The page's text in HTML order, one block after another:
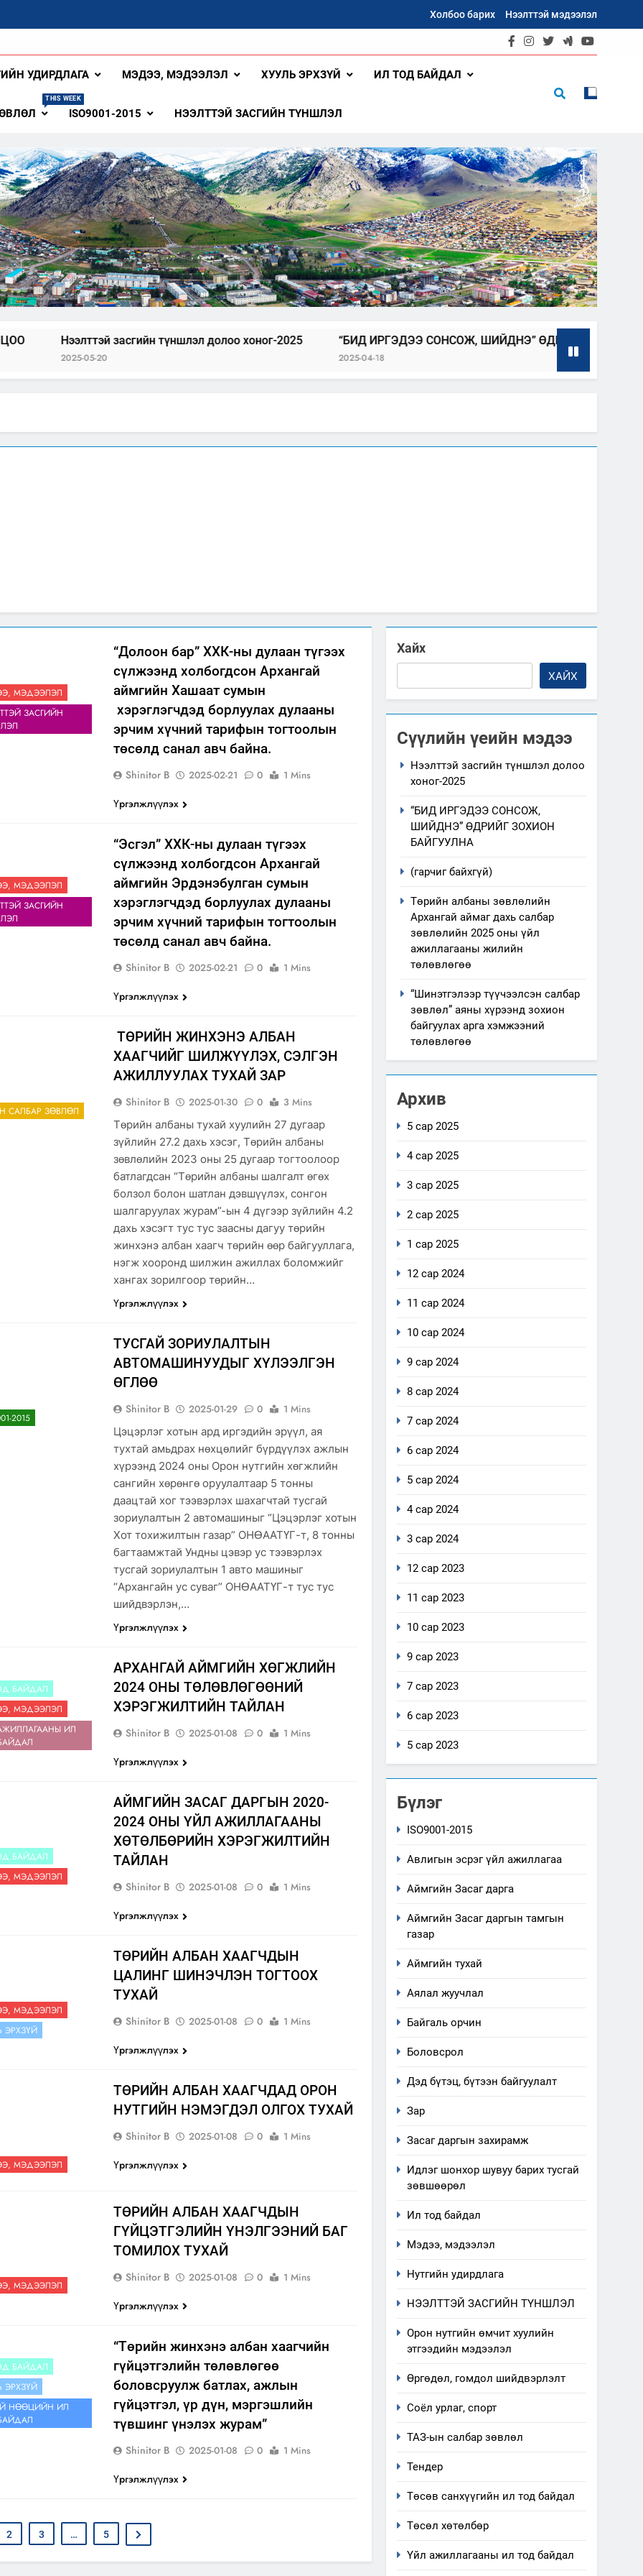
Холбоо барих Нээлттэй мэдээлэл
Аймаг
УДИРДЛАГА МЭДЭЭ, МЭДЭЭЛЭЛ ХУУЛЬ ЭРХЗҮЙ ИЛ ТОД БАЙДАЛ
THIS WEEK
ISO9001-2015 НЭЭЛТТЭЙ ЗАСГИЙН ТҮНШЛЭЛ
Нээлттэй засгийн түншлэл долоо хоног-2025 “БИД ИРГЭДЭЭ СОНСОЖ, ШИЙДНЭ” ӨДРИЙГ ЗОХИОН
МЭДЭЭЛЭЛ
ЗАСГИЙН
“Долоон бар” ХХК-ны дулаан түгээх
сүлжээнд холбогдсон Архангай
аймгийн Хашаат сумын
хэрэглэгчдэд борлуулах дулааны
эрчим хүчний тарифын тогтоолын
төсөлд санал авч байна.
Shinitor B 2025-02-21 0 1 Mins
Үргэлжлүүлэх
МЭДЭЭЛЭЛ
ЗАСГИЙН
“Эсгэл” ХХК-ны дулаан түгээх
сүлжээнд холбогдсон Архангай
аймгийн Эрдэнэбулган сумын
хэрэглэгчдэд борлуулах дулааны
эрчим хүчний тарифын тогтоолын
төсөлд санал авч байна.
Shinitor B 2025-02-21 0 1 Mins
Үргэлжлүүлэх
САЛБАР ЗӨВЛӨЛ
ТӨРИЙН ЖИНХЭНЭ АЛБАН
ХААГЧИЙГ ШИЛЖҮҮЛЭХ, СЭЛГЭН
АЖИЛЛУУЛАХ ТУХАЙ ЗАР
Shinitor B 2025-01-30 0
3 Mins
Төрийн албаны тухай хуулийн 27 дугаар
зүйлийн 27.2 дахь хэсэг, Төрийн албаны
зөвлөлийн 2023 оны 25 дугаар тогтоолоор
батлагдсан “Төрийн албаны шалгалт өгөх
болзол болон шатлан дэвшүүлэх, сонгон
шалгаруулах журам”-ын 4 дүгээр зүйлийн 4.2
дахь хэсэгт тус тус заасны дагуу төрийн
жинхэнэ албан хаагч төрийн өөр байгууллага,
нэгж хооронд шилжин ажиллах боломжийг
хангах зорилгоор төрийн…
Үргэлжлүүлэх
2015
ТУСГАЙ ЗОРИУЛАЛТЫН
АВТОМАШИНУУДЫГ ХҮЛЭЭЛГЭН
ӨГЛӨӨ
Shinitor B 2025-01-29 0
1 Mins
Цэцэрлэг хотын ард иргэдийн эрүүл, ая
тухтай амьдрах нөхцөлийг бүрдүүлэх ажлын
хүрээнд 2024 оны Орон нутгийн хөгжлийн
сангийн хөрөнгө оруулалтаар 5 тонны
даацтай хог тээвэрлэх шахагчтай тусгай
зориулалтын 2 автомашиныг “Цэцэрлэг хотын
Хот тохижилтын газар” ОНӨААТҮГ-т, 8 тонны
багтаамжтай Ундны цэвэр ус тээвэрлэх
тусгай зориулалтын 1 авто машиныг
“Архангайн ус суваг” ОНӨААТҮГ-т тус тус
шийдвэрлэн,…
Үргэлжлүүлэх
БАЙДАЛ
МЭДЭЭЛЭЛ
ИЛ
АРХАНГАЙ АЙМГИЙН ХӨГЖЛИЙН
2024 ОНЫ ТӨЛӨВЛӨГӨӨНИЙ
ХЭРЭГЖИЛТИЙН ТАЙЛАН
Shinitor B 2025-01-08 0 1 Mins
Үргэлжлүүлэх
БАЙДАЛ
МЭДЭЭЛЭЛ
АЙМГИЙН ЗАСАГ ДАРГЫН 2020-
2024 ОНЫ ҮЙЛ АЖИЛЛАГААНЫ
ХӨТӨЛБӨРИЙН ХЭРЭГЖИЛТИЙН
ТАЙЛАН
Shinitor B 2025-01-08 0 1 Mins
Үргэлжлүүлэх
МЭДЭЭЛЭЛ
ЭРХЗҮЙ
ТӨРИЙН АЛБАН ХААГЧДЫН
ЦАЛИНГ ШИНЭЧЛЭН ТОГТООХ
ТУХАЙ
Shinitor B 2025-01-08 0 1 Mins
Үргэлжлүүлэх
МЭДЭЭЛЭЛ
ТӨРИЙН АЛБАН ХААГЧДАД ОРОН
НУТГИЙН НЭМЭГДЭЛ ОЛГОХ ТУХАЙ
Shinitor B 2025-01-08 0 1 Mins
Үргэлжлүүлэх
МЭДЭЭЛЭЛ
ТӨРИЙН АЛБАН ХААГЧДЫН
ГҮЙЦЭТГЭЛИЙН ҮНЭЛГЭЭНИЙ БАГ
ТОМИЛОХ ТУХАЙ
Shinitor B 2025-01-08 0 1 Mins
Үргэлжлүүлэх
БАЙДАЛ
ЭРХЗҮЙ
НӨӨЦИЙН ИЛ
“Төрийн жинхэнэ албан хаагчийн
гүйцэтгэлийн төлөвлөгөө
боловсруулж батлах, ажлын
гүйцэтгэл, үр дүн, мэргэшлийн
түвшинг үнэлэх журам”
Shinitor B 2025-01-08 0 1 Mins
Үргэлжлүүлэх
2 3 … 5
Хайх
ХАЙХ
Сүүлийн үеийн мэдээ
Нээлттэй засгийн түншлэл долоо
хоног-2025
“БИД ИРГЭДЭЭ СОНСОЖ,
ШИЙДНЭ” ӨДРИЙГ ЗОХИОН
БАЙГУУЛНА
(гарчиг байхгүй)
Төрийн албаны зөвлөлийн
Архангай аймаг дахь салбар
зөвлөлийн 2025 оны үйл
ажиллагааны жилийн
төлөвлөгөө
“Шинэтгэлээр түүчээлсэн салбар
зөвлөл” аяны хүрээнд зохион
байгуулах арга хэмжээний
төлөвлөгөө
Архив
5 сар 2025
4 сар 2025
3 сар 2025
2 сар 2025
1 сар 2025
12 сар 2024
11 сар 2024
10 сар 2024
9 сар 2024
8 сар 2024
7 сар 2024
6 сар 2024
5 сар 2024
4 сар 2024
3 сар 2024
12 сар 2023
11 сар 2023
10 сар 2023
9 сар 2023
7 сар 2023
6 сар 2023
5 сар 2023
Бүлэг
ISO9001-2015
Авлигын эсрэг үйл ажиллагаа
Аймгийн Засаг дарга
Аймгийн Засаг даргын тамгын
газар
Аймгийн тухай
Аялал жуучлал
Байгаль орчин
Боловсрол
Дэд бүтэц, бүтээн байгуулалт
Зар
Засаг даргын захирамж
Идлэг шонхор шувуу барих тусгай
зөвшөөрөл
Ил тод байдал
Мэдээ, мэдээлэл
Нутгийн удирдлага
НЭЭЛТТЭЙ ЗАСГИЙН ТҮНШЛЭЛ
Орон нутгийн өмчит хуулийн
этгээдийн мэдээлэл
Өргөдөл, гомдол шийдвэрлэлт
Соёл урлаг, спорт
ТАЗ-ын салбар зөвлөл
Тендер
Төсөв санхүүгийн ил тод байдал
Төсөл хөтөлбөр
Үйл ажиллагааны ил тод байдал
“Шинэтгэлээр түүчээлсэн
хүрээнд зохион байгуулах
ТАЗ-ЫН САЛБАР ЗӨВЛӨЛ
6